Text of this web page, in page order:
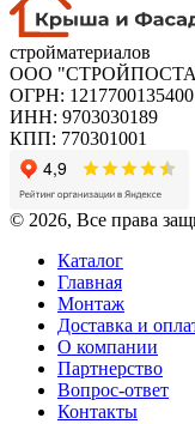
стройматериалов
ООО
ОГРН: 1217700135400
ИНН: 9703030189
КПП: 770301001
© 2026, Все права
Каталог
Главная
Монтаж
Доставка и
О компании
Партнерство
Вопрос-ответ
Контакты